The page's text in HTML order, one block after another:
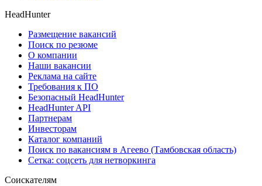
HeadHunter
Размещение вакансий
Поиск по резюме
О компании
Наши вакансии
Реклама на сайте
Требования к ПО
Безопасный HeadHunter
HeadHunter API
Партнерам
Инвесторам
Каталог компаний
Поиск по вакансиям в Агеево (Тамбовская область)
Сетка: соцсеть для нетворкинга
Соискателям